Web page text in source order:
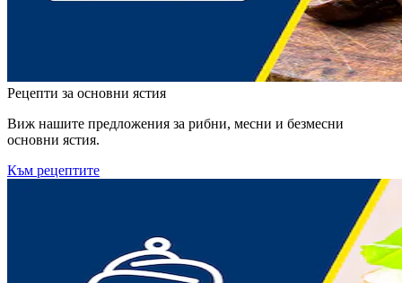
Рецепти за основни ястия
Виж нашите предложения за рибни, месни и безмесни
основни ястия.
Към рецептите